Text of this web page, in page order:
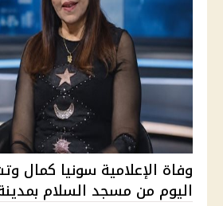
وفاة الإعلامية سونيا كمال
اليوم من مسجد السلام